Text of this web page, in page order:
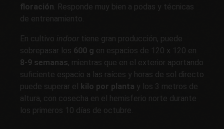
floración . Responde muy bien a podas y técnicas
de entrenamiento.
En cultivo indoor tiene gran producción, puede
sobrepasar los 600 g en espacios de 120 x 120 en
8-9 semanas, mientras que en el exterior aportando
suficiente espacio a las raíces y horas de sol directo
puede superar el kilo por planta y los 3 metros de
altura, con cosecha en el hemisferio norte durante
los primeros 10 días de octubre.